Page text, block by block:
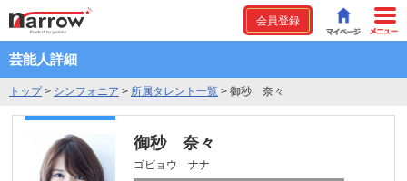
会員登録
芸能人詳細
トップ> シンフォニア > 所属タレント一覧 > 御秒 奈々
御秒 奈々
ゴビョウ ナナ